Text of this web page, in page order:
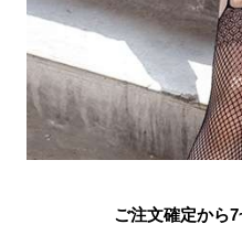
ご注文確定から